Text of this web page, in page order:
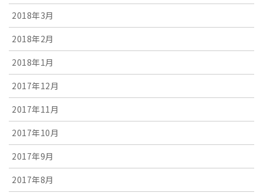
2018年3月
2018年2月
2018年1月
2017年12月
2017年11月
2017年10月
2017年9月
2017年8月